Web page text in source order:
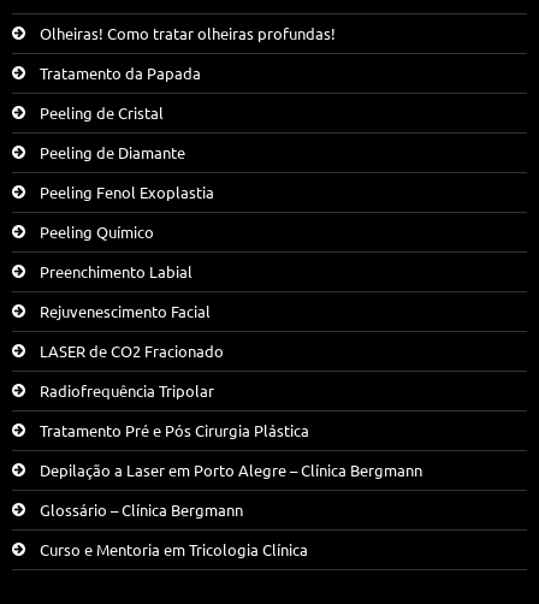
Olheiras! Como tratar olheiras profundas!
Tratamento da Papada
Peeling de Cristal
Peeling de Diamante
Peeling Fenol Exoplastia
Peeling Químico
Preenchimento Labial
Rejuvenescimento Facial
LASER de CO2 Fracionado
Radiofrequência Tripolar
Tratamento Pré e Pós Cirurgia Plástica
Depilação a Laser em Porto Alegre – Clínica Bergmann
Glossário – Clínica Bergmann
Curso e Mentoria em Tricologia Clínica